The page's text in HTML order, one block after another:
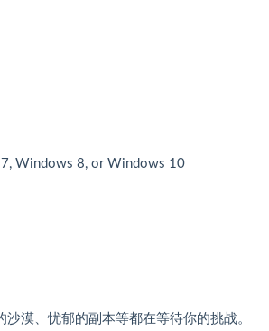
Windows 8, or Windows 10
漠、忧郁的副本等都在等待你的挑战。